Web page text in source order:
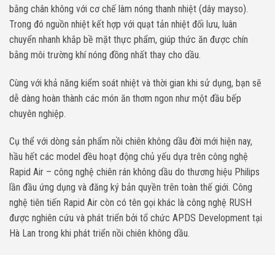
bằng chân không với cơ chế làm nóng thanh nhiệt (dây mayso).
Trong đó nguồn nhiệt kết hợp với quạt tản nhiệt đối lưu, luân
chuyển nhanh khắp bề mặt thực phẩm, giúp thức ăn được chín
bằng môi trường khí nóng đồng nhất thay cho dầu.
Cùng với khả năng kiểm soát nhiệt và thời gian khi sử dụng, bạn sẽ
dễ dàng hoàn thành các món ăn thơm ngon như một đầu bếp
chuyên nghiệp.
Cụ thể với dòng sản phẩm nồi chiên không dầu đời mới hiện nay,
hầu hết các model đều hoạt động chủ yếu dựa trên công nghệ
Rapid Air – công nghệ chiên rán không dầu do thương hiệu Philips
lần đầu ứng dụng và đăng ký bản quyền trên toàn thế giới. Công
nghệ tiên tiến Rapid Air còn có tên gọi khác là công nghệ RUSH
được nghiên cứu và phát triển bởi tổ chức APDS Development tại
Hà Lan trong khi phát triển nồi chiên không dầu.